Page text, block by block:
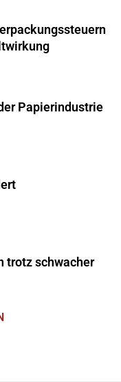
Papierindustrie
trotz schwacher